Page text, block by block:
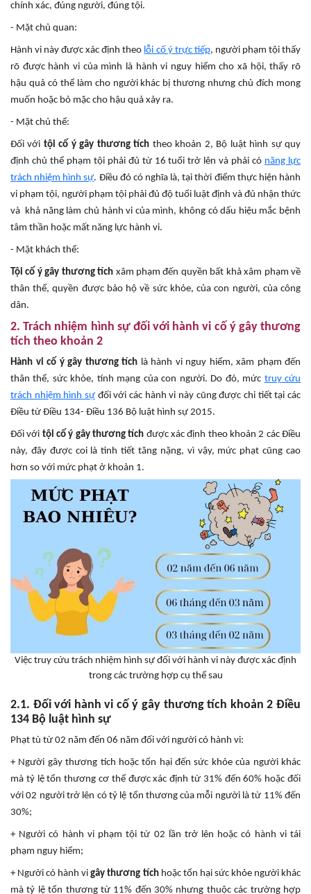
chính xác, đúng người, đúng tội.
- Mặt chủ quan:
Hành vi này được xác định theo lỗi cố ý trực tiếp, người phạm tội thấy
rõ được hành vi của mình là hành vi nguy hiểm cho xã hội, thấy rõ
hậu quả có thể làm cho người khác bị thương nhưng chủ đích mong
muốn hoặc bỏ mặc cho hậu quả xảy ra.
- Mặt chủ thể:
Đối với tội cố ý gây thương tích theo khoản 2, Bộ luật hình sự quy
định chủ thể phạm tội phải đủ từ 16 tuổi trở lên và phải có năng lực
trách nhiệm hình sự. Điều đó có nghĩa là, tại thời điểm thực hiện hành
vi phạm tội, người phạm tội phải đủ độ tuổi luật định và đủ nhận thức
và khả năng làm chủ hành vi của mình, không có dấu hiệu mắc bệnh
tâm thần hoặc mất năng lực hành vi.
- Mặt khách thể:
Tội cố ý gây thương tích xâm phạm đến quyền bất khả xâm phạm về
thân thể, quyền được bảo hộ về sức khỏe, của con người, của công
dân.
2. Trách nhiệm hình sự đối với hành vi cố ý gây thương
tích theo khoản 2
Hành vi cố ý gây thương tích là hành vi nguy hiểm, xâm phạm đến
thân thể, sức khỏe, tính mạng của con người. Do đó, mức truy cứu
trách nhiệm hình sự đối với các hành vi này cũng được chi tiết tại các
Điều từ Điều 134- Điều 136 Bộ luật hình sự 2015.
Đối với tội cố ý gây thương tích được xác định theo khoản 2 các Điều
này, đây được coi là tình tiết tăng nặng, vì vậy, mức phạt cũng cao
hơn so với mức phạt ở khoản 1.
Việc truy cứu trách nhiệm hình sự đối với hành vi này được xác định
trong các trường hợp cụ thể sau
2.1. Đối với hành vi cố ý gây thương tích khoản 2 Điều
134 Bộ luật hình sự
Phạt tù từ 02 năm đến 06 năm đối với người có hành vi:
+ Người gây thương tích hoặc tổn hại đến sức khỏe của người khác
mà tỷ lệ tổn thương cơ thể được xác định từ 31% đến 60% hoặc đối
với 02 người trở lên có tỷ lệ tổn thương của mỗi người là từ 11% đến
30%;
+ Người có hành vi phạm tội từ 02 lần trở lên hoặc có hành vi tái
phạm nguy hiểm;
+ Người có hành vigây thương tíchhoặc tổn hại sức khỏe người khác
mà tỷ lệ tổn thương từ 11% đến 30% nhưng thuộc các trường hợp